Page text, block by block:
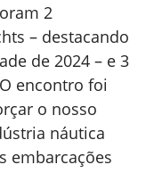
2
– destacando
de 2024 – e 3
encontro foi
o nosso
náutica
embarcações